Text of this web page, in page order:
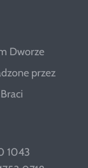
Dworze
przez
1043